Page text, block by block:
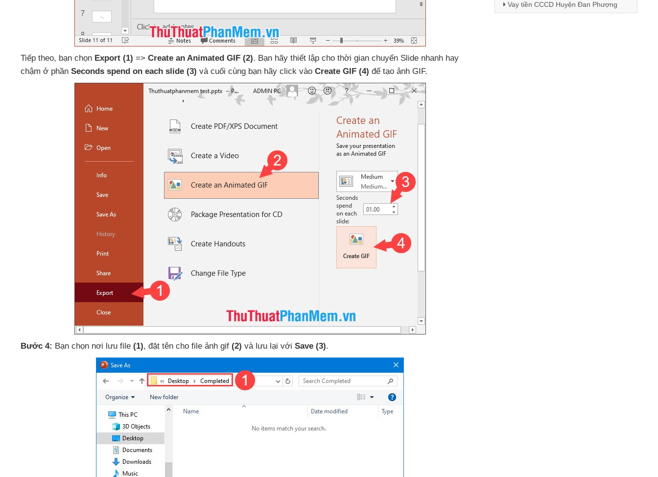
Tiếp theo, bạn chọn Export (1) => Create an Animated GIF (2). Bạn hãy thiết lập cho thời gian chuyển Slide nhanh hay
chậm ở phần Seconds spend on each slide (3) và cuối cùng bạn hãy click vào Create GIF (4) để tạo ảnh GIF.
Bước 4: Bạn chọn nơi lưu file (1), đặt tên cho file ảnh gif (2) và lưu lại với Save (3).
Vay tiền CCCD Huyện Đan Phượng